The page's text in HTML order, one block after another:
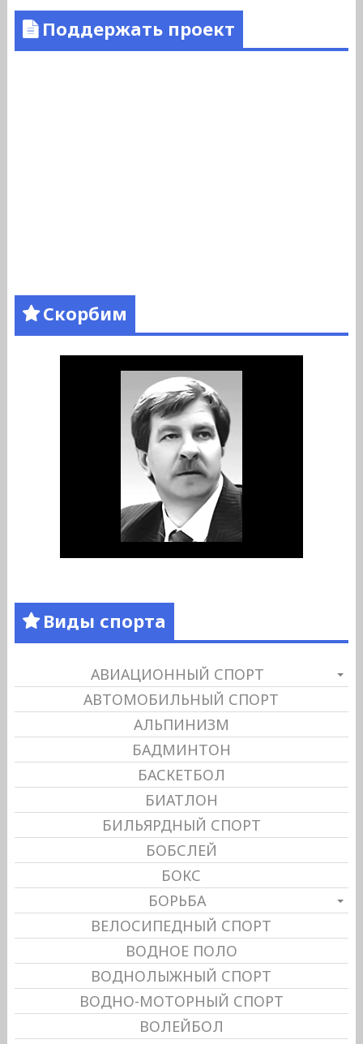
Поддержать проект
Скорбим
Виды спорта
АВИАЦИОННЫЙ СПОРТ
АВТОМОБИЛЬНЫЙ СПОРТ
АЛЬПИНИЗМ
БАДМИНТОН
БАСКЕТБОЛ
БИАТЛОН
БИЛЬЯРДНЫЙ СПОРТ
БОБСЛЕЙ
БОКС
БОРЬБА
ВЕЛОСИПЕДНЫЙ СПОРТ
ВОДНОЕ ПОЛО
ВОДНОЛЫЖНЫЙ СПОРТ
ВОДНО-МОТОРНЫЙ СПОРТ
ВОЛЕЙБОЛ